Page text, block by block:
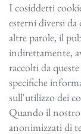
I cosiddetti
esterni diversi
altre parole, il
indirettamente,
raccolti da
specifiche
sull'utilizzo dei
Quando il
anonimizzati di